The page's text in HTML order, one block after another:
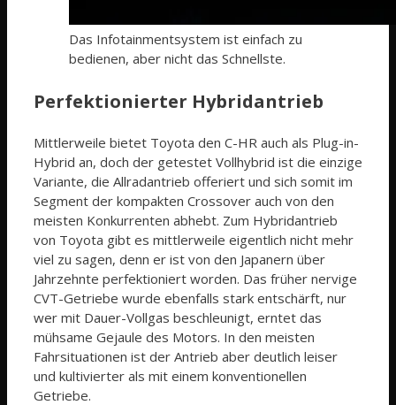
Das Infotainmentsystem ist einfach zu
bedienen, aber nicht das Schnellste.
Perfektionierter Hybridantrieb
Mittlerweile bietet Toyota den C-HR auch als Plug-in-
Hybrid an, doch der getestet Vollhybrid ist die einzige
Variante, die Allradantrieb offeriert und sich somit im
Segment der kompakten Crossover auch von den
meisten Konkurrenten abhebt. Zum Hybridantrieb
von Toyota gibt es mittlerweile eigentlich nicht mehr
viel zu sagen, denn er ist von den Japanern über
Jahrzehnte perfektioniert worden. Das früher nervige
CVT-Getriebe wurde ebenfalls stark entschärft, nur
wer mit Dauer-Vollgas beschleunigt, erntet das
mühsame Gejaule des Motors. In den meisten
Fahrsituationen ist der Antrieb aber deutlich leiser
und kultivierter als mit einem konventionellen
Getriebe.